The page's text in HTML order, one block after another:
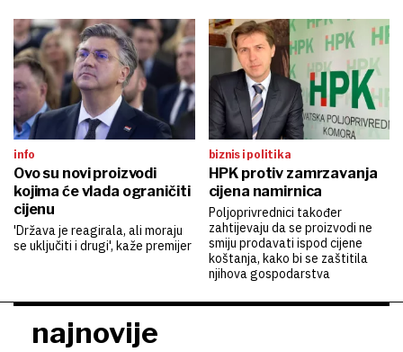
info
Ovo su novi proizvodi
kojima će vlada ograničiti
cijenu
'Država je reagirala, ali moraju
se uključiti i drugi', kaže premijer
biznis i politika
HPK protiv zamrzavanja
cijena namirnica
Poljoprivrednici također
zahtijevaju da se proizvodi ne
smiju prodavati ispod cijene
koštanja, kako bi se zaštitila
njihova gospodarstva
najnovije